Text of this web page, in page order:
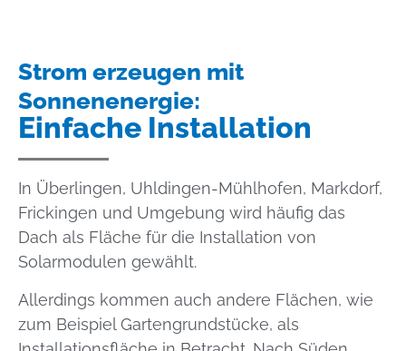
Strom erzeugen mit
Sonnenenergie:
Einfache Installation
In Überlingen, Uhldingen-Mühlhofen, Markdorf,
Frickingen und Umgebung wird häufig das
Dach als Fläche für die Installation von
Solarmodulen gewählt.
Allerdings kommen auch andere Flächen, wie
zum Beispiel Gartengrundstücke, als